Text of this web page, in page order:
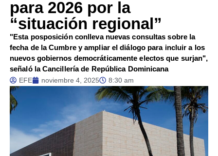
para 2026 por la
“situación regional”
"Esta posposición conlleva nuevas consultas sobre la
fecha de la Cumbre y ampliar el diálogo para incluir a los
nuevos gobiernos democráticamente electos que surjan",
señaló la Cancillería de República Dominicana
EFE noviembre 4, 2025 8:30 am